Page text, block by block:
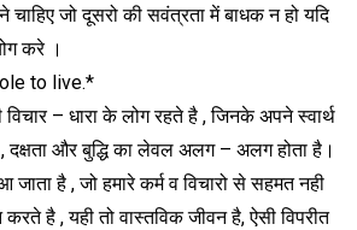
चाहिए जो दूसरो की सवंत्रता में बाधक न हो यदि
करे ।
to live.*
विचार – धारा के लोग रहते है , जिनके अपने स्वार्थ
, दक्षता और बुद्धि का लेवल अलग – अलग होता है।
है , जो हमारे कर्म व विचारो से सहमत नही
करते है , यही तो वास्तविक जीवन है, ऐसी विपरीत